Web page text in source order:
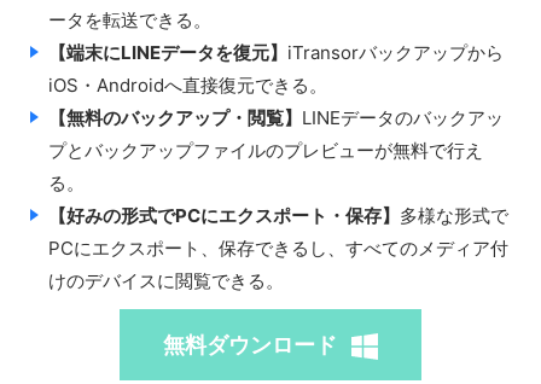
ータを転送できる。
【端末にLINEデータを復元】 iTransorバックアップから
iOS・Androidへ直接復元できる。
【無料のバックアップ・閲覧】 LINEデータのバックアッ
プとバックアップファイルのプレビューが無料で行え
る。
【好みの形式でPCにエクスポート・保存】 多様な形式で
PCにエクスポート、保存できるし、すべてのメディア付
けのデバイスに閲覧できる。
無料ダウンロード